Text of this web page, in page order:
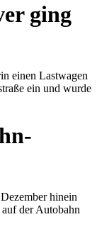
ging
einen Lastwagen
ein und wurde
hinein
der Autobahn